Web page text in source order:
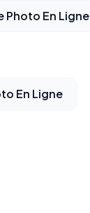
Photo En Ligne
En Ligne